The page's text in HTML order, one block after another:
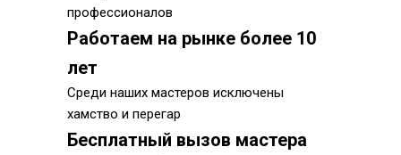
профессионалов
Работаем на рынке более 10
лет
Среди наших мастеров исключены
хамство и перегар
Бесплатный вызов мастера